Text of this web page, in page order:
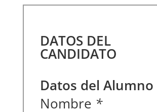
DATOS DEL
CANDIDATO
Datos del Alumno
Nombre *